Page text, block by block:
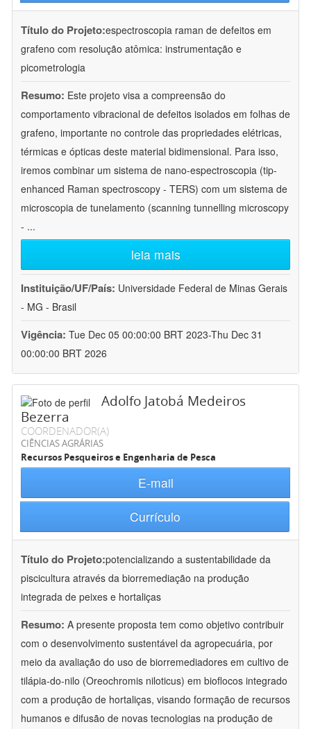
Título do Projeto:espectroscopia raman de defeitos em
grafeno com resolução atômica: instrumentação e
picometrologia
Resumo: Este projeto visa a compreensão do
comportamento vibracional de defeitos isolados em folhas de
grafeno, importante no controle das propriedades elétricas,
térmicas e ópticas deste material bidimensional. Para isso,
iremos combinar um sistema de nano-espectroscopia (tip-
enhanced Raman spectroscopy - TERS) com um sistema de
microscopia de tunelamento (scanning tunnelling microscopy
- ...
leia mais
Instituição/UF/País: Universidade Federal de Minas Gerais
- MG - Brasil
Vigência: Tue Dec 05 00:00:00 BRT 2023-Thu Dec 31
00:00:00 BRT 2026
Adolfo Jatobá Medeiros
Bezerra
COORDENADOR(A)
CIÊNCIAS AGRÁRIAS
Recursos Pesqueiros e Engenharia de Pesca
E-mail
Currículo
Título do Projeto:potencializando a sustentabilidade da
piscicultura através da biorremediação na produção
integrada de peixes e hortaliças
Resumo: A presente proposta tem como objetivo contribuir
com o desenvolvimento sustentável da agropecuária, por
meio da avaliação do uso de biorremediadores em cultivo de
tilápia-do-nilo (Oreochromis niloticus) em bioflocos integrado
com a produção de hortaliças, visando formação de recursos
humanos e difusão de novas tecnologias na produção de